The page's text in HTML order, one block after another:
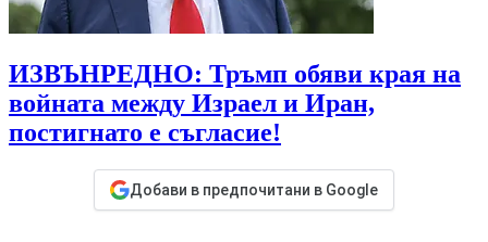
ИЗВЪНРЕДНО: Тръмп обяви края на
войната между Израел и Иран,
постигнато е съгласие!
Добави в предпочитани в Google